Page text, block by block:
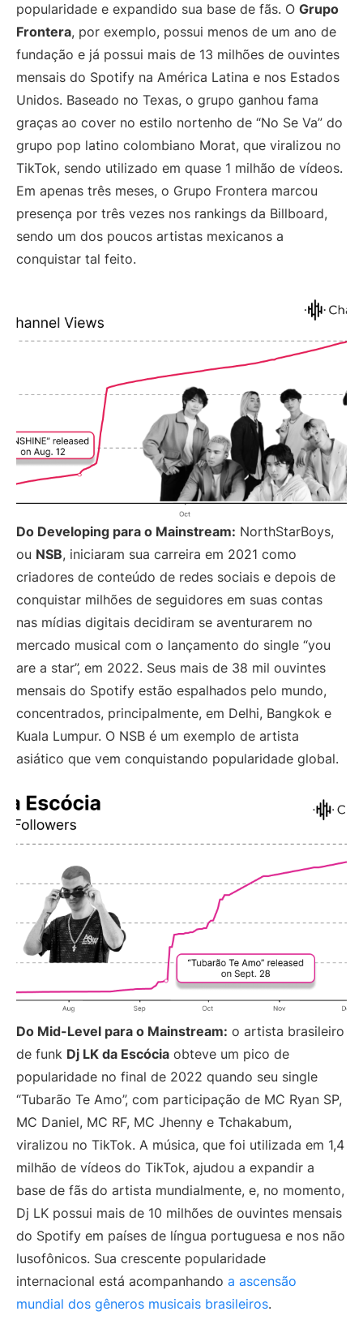
popularidade e expandido sua base de fãs. O Grupo
Frontera, por exemplo, possui menos de um ano de
fundação e já possui mais de 13 milhões de ouvintes
mensais do Spotify na América Latina e nos Estados
Unidos. Baseado no Texas, o grupo ganhou fama
graças ao cover no estilo nortenho de “No Se Va” do
grupo pop latino colombiano Morat, que viralizou no
TikTok, sendo utilizado em quase 1 milhão de vídeos.
Em apenas três meses, o Grupo Frontera marcou
presença por três vezes nos rankings da Billboard,
sendo um dos poucos artistas mexicanos a
conquistar tal feito.
Do Developing para o Mainstream: NorthStarBoys,
ou NSB, iniciaram sua carreira em 2021 como
criadores de conteúdo de redes sociais e depois de
conquistar milhões de seguidores em suas contas
nas mídias digitais decidiram se aventurarem no
mercado musical com o lançamento do single “you
are a star”, em 2022. Seus mais de 38 mil ouvintes
mensais do Spotify estão espalhados pelo mundo,
concentrados, principalmente, em Delhi, Bangkok e
Kuala Lumpur. O NSB é um exemplo de artista
asiático que vem conquistando popularidade global.
Do Mid-Level para o Mainstream: o artista brasileiro
de funk Dj LK da Escócia obteve um pico de
popularidade no final de 2022 quando seu single
“Tubarão Te Amo”, com participação de MC Ryan SP,
MC Daniel, MC RF, MC Jhenny e Tchakabum,
viralizou no TikTok. A música, que foi utilizada em 1,4
milhão de vídeos do TikTok, ajudou a expandir a
base de fãs do artista mundialmente, e, no momento,
Dj LK possui mais de 10 milhões de ouvintes mensais
do Spotify em países de língua portuguesa e nos não
lusofônicos. Sua crescente popularidade
internacional está acompanhando a ascensão
mundial dos gêneros musicais brasileiros.